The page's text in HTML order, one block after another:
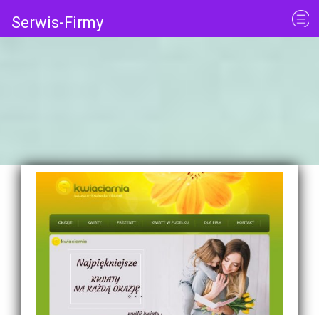
Serwis-Firmy